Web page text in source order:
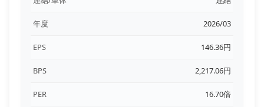
年度 2026/03
EPS 146.36円
BPS 2,217.06円
PER 16.70倍